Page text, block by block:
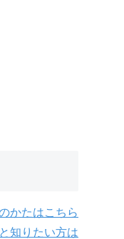
かたはこちら
知りたい方は